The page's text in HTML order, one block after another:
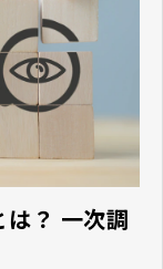
？ 一次調